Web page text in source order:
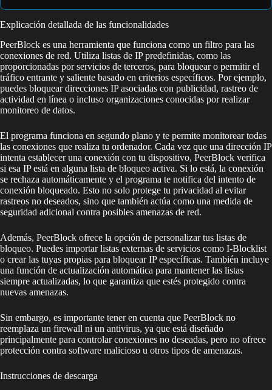
Explicación detallada de las funcionalidades
PeerBlock es una herramienta que funciona como un filtro para las
conexiones de red. Utiliza listas de IP predefinidas, como las
proporcionadas por servicios de terceros, para bloquear o permitir el
tráfico entrante y saliente basado en criterios específicos. Por ejemplo,
puedes bloquear direcciones IP asociadas con publicidad, rastreo de
actividad en línea o incluso organizaciones conocidas por realizar
monitoreo de datos.
El programa funciona en segundo plano y te permite monitorear todas
las conexiones que realiza tu ordenador. Cada vez que una dirección IP
intenta establecer una conexión con tu dispositivo, PeerBlock verifica
si esa IP está en alguna lista de bloqueo activa. Si lo está, la conexión
se rechaza automáticamente y el programa te notifica del intento de
conexión bloqueado. Esto no solo protege tu privacidad al evitar
rastreos no deseados, sino que también actúa como una medida de
seguridad adicional contra posibles amenazas de red.
Además, PeerBlock ofrece la opción de personalizar tus listas de
bloqueo. Puedes importar listas externas de servicios como I-Blocklist
o crear las tuyas propias para bloquear IP específicas. También incluye
una función de actualización automática para mantener las listas
siempre actualizadas, lo que garantiza que estés protegido contra
nuevas amenazas.
Sin embargo, es importante tener en cuenta que PeerBlock no
reemplaza un firewall ni un antivirus, ya que está diseñado
principalmente para controlar conexiones no deseadas, pero no ofrece
protección contra software malicioso u otros tipos de amenazas.
Instrucciones de descarga